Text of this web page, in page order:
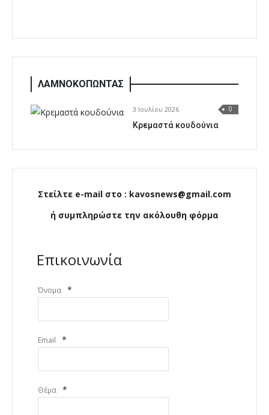
ΛΑΜΝΟΚΟΠΩΝΤΑΣ
3 Ιουλίου 2026 0
Κρεμαστά κουδούνια
Στείλτε e-mail στο : kavosnews@gmail.com
ή συμπληρώστε την ακόλουθη φόρμα
Επικοινωνία
Όνομα *
Email *
Θέμα *